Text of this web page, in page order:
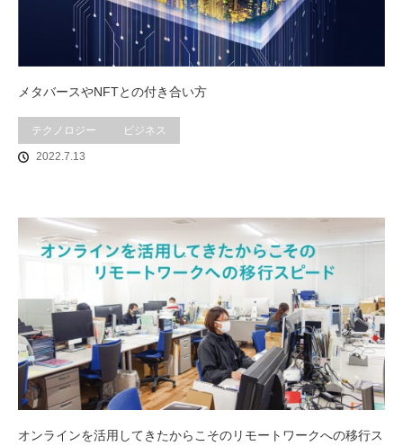
メタバースやNFTとの付き合い方
テクノロジー ビジネス
2022.7.13
オンラインを活用してきたからこそのリモートワークへの移行ス